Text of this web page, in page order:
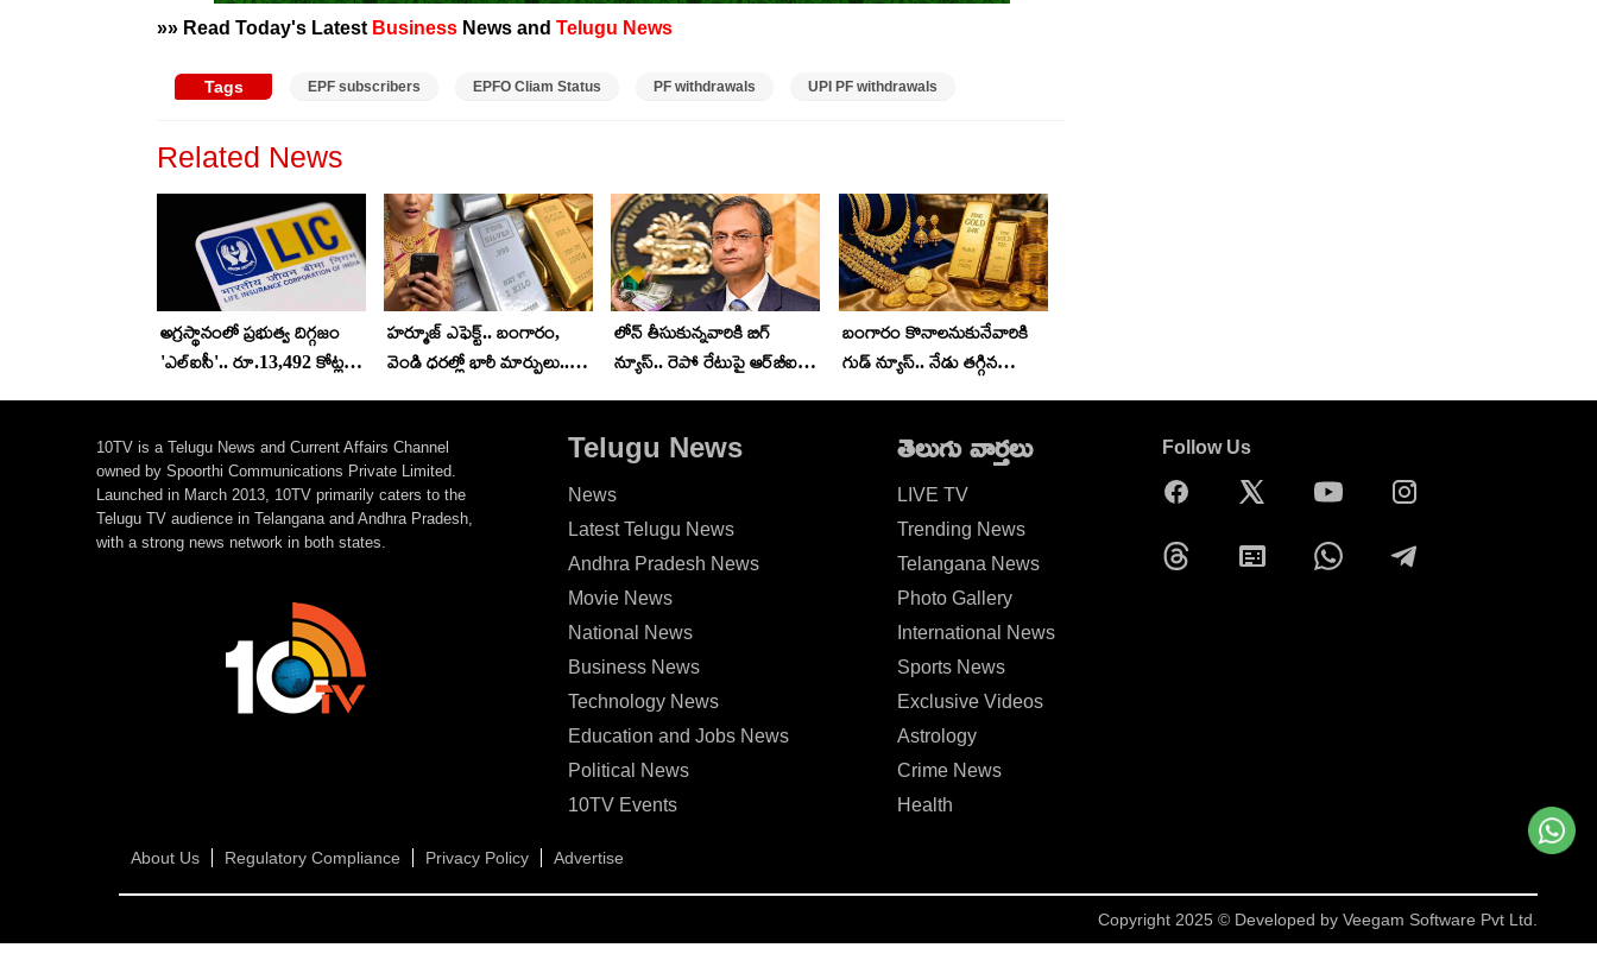
»» Read Today's Latest Business News and Telugu News
Tags EPF subscribers EPFO Cliam Status PF withdrawals UPI PF withdrawals
Related News
అగ్రస్థానంలో ప్రభుత్వ దిగ్గజం
'ఎల్ఐసీ'.. రూ.13,492 కోట్ల
హర్మూజ్ ఎఫెక్ట్.. బంగారం,
వెండి ధరల్లో భారీ మార్పులు..
లోన్ తీసుకున్నవారికి బిగ్
న్యూస్.. రెపో రేటుపై ఆర్‌బీఐ
బంగారం కొనాలనుకునేవారికి
గుడ్‌ న్యూస్.. నేడు తగ్గిన
ఎంతంటే?
10TV is a Telugu News and Current Affairs Channel
owned by Spoorthi Communications Private Limited.
Launched in March 2013, 10TV primarily caters to the
Telugu TV audience in Telangana and Andhra Pradesh,
with a strong news network in both states.
Telugu News
News
Latest Telugu News
Andhra Pradesh News
Movie News
National News
Business News
Technology News
Education and Jobs News
Political News
10TV Events
తెలుగు వార్తలు
LIVE TV
Trending News
Telangana News
Photo Gallery
International News
Sports News
Exclusive Videos
Astrology
Crime News
Health
Follow Us
About Us Regulatory Compliance Privacy Policy Advertise
Copyright 2025 © Developed by Veegam Software Pvt Ltd.